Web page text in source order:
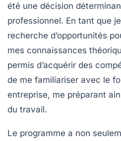
été une décision
professionnel. En tant que
recherche d’opportunités
mes connaissances
permis d’acquérir des
de me familiariser avec le
entreprise, me préparant
du travail.
Le programme a non